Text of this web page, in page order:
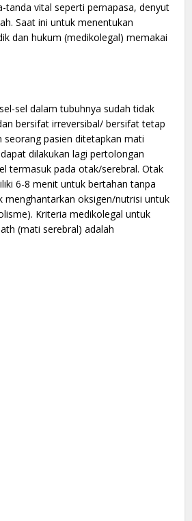
tanda vital seperti pernapasa, denyut
Saat ini untuk menentukan
dan hukum (medikolegal) memakai
sel dalam tubuhnya sudah tidak
bersifat irreversibal/ bersifat tetap
seorang pasien ditetapkan mati
dilakukan lagi pertolongan
termasuk pada otak/serebral. Otak
6-8 menit untuk bertahan tanpa
menghantarkan oksigen/nutrisi untuk
Kriteria medikolegal untuk
(mati serebral) adalah